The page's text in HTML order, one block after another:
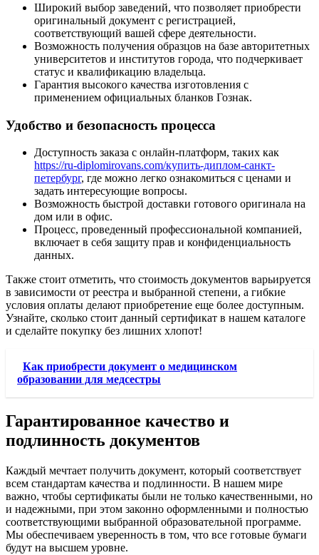
Широкий выбор заведений, что позволяет приобрести
оригинальный документ с регистрацией,
соответствующий вашей сфере деятельности.
Возможность получения образцов на базе авторитетных
университетов и институтов города, что подчеркивает
статус и квалификацию владельца.
Гарантия высокого качества изготовления с
применением официальных бланков Гознак.
Удобство и безопасность процесса
Доступность заказа с онлайн-платформ, таких как
https://ru-diplomirovans.com/купить-диплом-санкт-
петербург, где можно легко ознакомиться с ценами и
задать интересующие вопросы.
Возможность быстрой доставки готового оригинала на
дом или в офис.
Процесс, проведенный профессиональной компанией,
включает в себя защиту прав и конфиденциальность
данных.
Также стоит отметить, что стоимость документов варьируется
в зависимости от реестра и выбранной степени, а гибкие
условия оплаты делают приобретение еще более доступным.
Узнайте, сколько стоит данный сертификат в нашем каталоге
и сделайте покупку без лишних хлопот!
Как приобрести документ о медицинском
образовании для медсестры
Гарантированное качество и
подлинность документов
Каждый мечтает получить документ, который соответствует
всем стандартам качества и подлинности. В нашем мире
важно, чтобы сертификаты были не только качественными, но
и надежными, при этом законно оформленными и полностью
соответствующими выбранной образовательной программе.
Мы обеспечиваем уверенность в том, что все готовые бумаги
будут на высшем уровне.